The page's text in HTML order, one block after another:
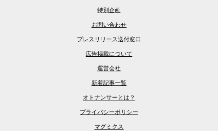
特別企画
お問い合わせ
プレスリリース送付窓口
広告掲載について
運営会社
新着記事一覧
オトナンサーとは？
プライバシーポリシー
マグミクス